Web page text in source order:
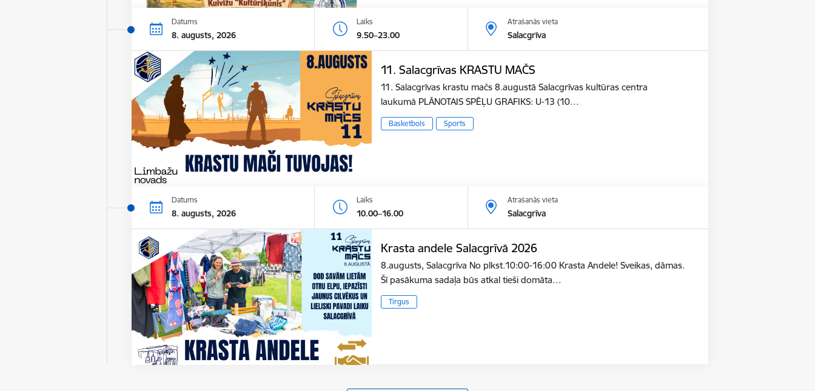
Datums
8. augusts, 2026
Laiks
9.50–23.00
Atrašanās vieta
Salacgrīva
11. Salacgrīvas KRASTU MAČS
11. Salacgrīvas krastu mačs 8.augustā Salacgrīvas kultūras centra
laukumā PLĀNOTAIS SPĒĻU GRAFIKS: U-13 (10…
Basketbols Sports
Datums
8. augusts, 2026
Laiks
10.00–16.00
Atrašanās vieta
Salacgrīva
Krasta andele Salacgrīvā 2026
8.augusts, Salacgrīva No plkst.10:00-16:00 Krasta Andele! Sveikas, dāmas.
Šī pasākuma sadaļa būs atkal tieši domāta…
Tirgus